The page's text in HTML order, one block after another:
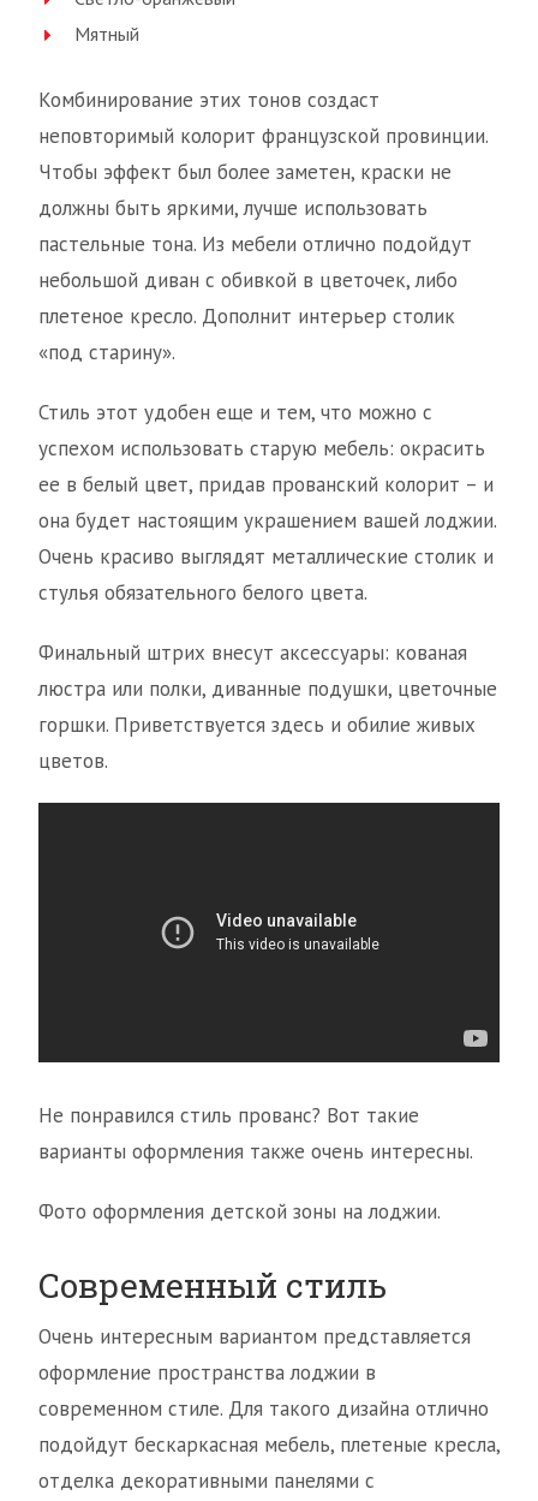
Мятный
Комбинирование этих тонов создаст
неповторимый колорит французской провинции.
Чтобы эффект был более заметен, краски не
должны быть яркими, лучше использовать
пастельные тона. Из мебели отлично подойдут
небольшой диван с обивкой в цветочек, либо
плетеное кресло. Дополнит интерьер столик
«под старину».
Стиль этот удобен еще и тем, что можно с
успехом использовать старую мебель: окрасить
ее в белый цвет, придав прованский колорит – и
она будет настоящим украшением вашей лоджии.
Очень красиво выглядят металлические столик и
стулья обязательного белого цвета.
Финальный штрих внесут аксессуары: кованая
люстра или полки, диванные подушки, цветочные
горшки. Приветствуется здесь и обилие живых
цветов.
Не понравился стиль прованс? Вот такие
варианты оформления также очень интересны.
Фото оформления детской зоны на лоджии.
Современный стиль
Очень интересным вариантом представляется
оформление пространства лоджии в
современном стиле. Для такого дизайна отлично
подойдут бескаркасная мебель, плетеные кресла,
отделка декоративными панелями с